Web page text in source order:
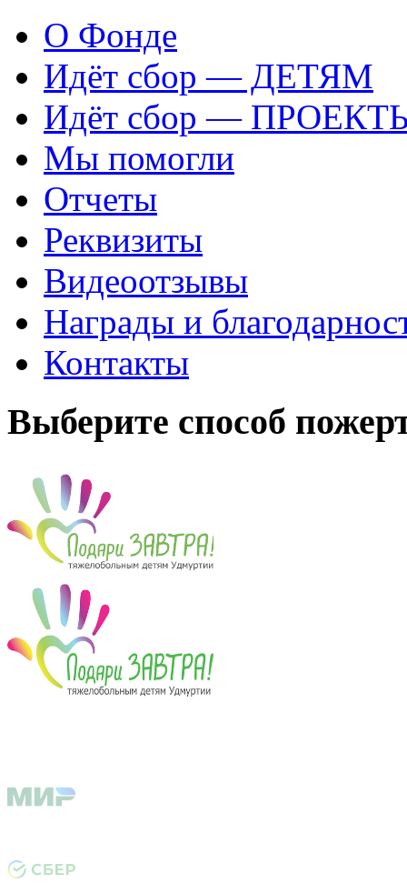
О Фонде
Идёт сбор — ДЕТЯМ
Идёт сбор —
Мы помогли
Отчеты
Реквизиты
Видеоотзывы
Награды и
Контакты
Выберите способ